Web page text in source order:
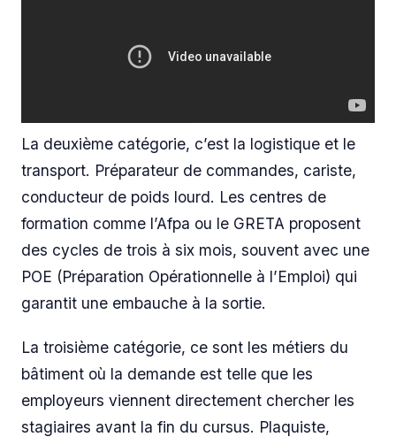
La deuxième catégorie, c’est la logistique et le
transport. Préparateur de commandes, cariste,
conducteur de poids lourd. Les centres de
formation comme l’Afpa ou le GRETA proposent
des cycles de trois à six mois, souvent avec une
POE (Préparation Opérationnelle à l’Emploi) qui
garantit une embauche à la sortie.
La troisième catégorie, ce sont les métiers du
bâtiment où la demande est telle que les
employeurs viennent directement chercher les
stagiaires avant la fin du cursus. Plaquiste,